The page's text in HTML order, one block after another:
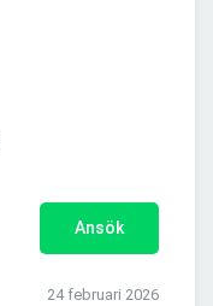
Ansök
24 februari 2026